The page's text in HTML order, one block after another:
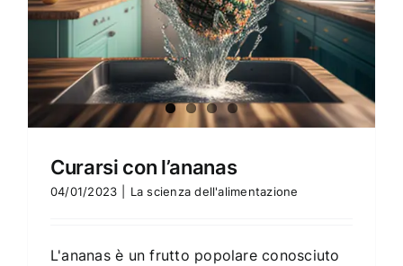
Ciao sono Virginia
Contattami
Curarsi con l’ananas
04/01/2023 La scienza dell'alimentazione
L'ananas è un frutto popolare conosciuto